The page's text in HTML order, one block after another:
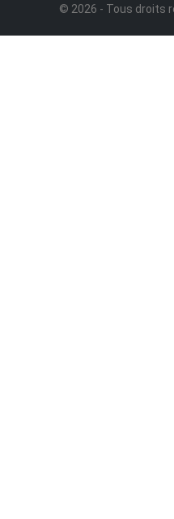
© 2026 - Tous droits